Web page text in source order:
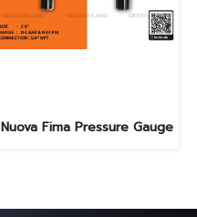
Nuova Fima Pressure Gauge